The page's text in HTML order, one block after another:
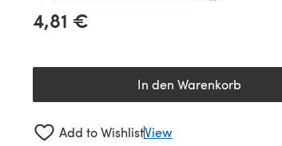
4,81 €
In den Warenkorb
Add to WishlistView